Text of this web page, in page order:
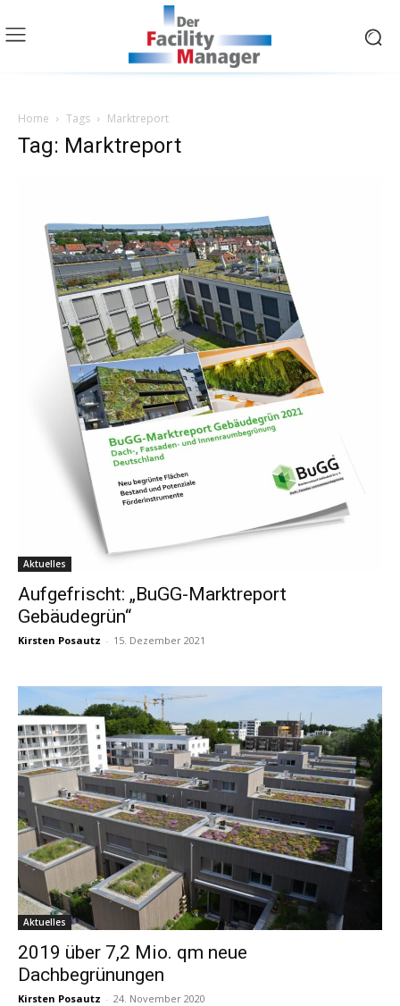
Home Tags Marktreport
Tag: Marktreport
Aktuelles
Aufgefrischt: „BuGG-Marktreport
Gebäudegrün“
Kirsten Posautz - 15. Dezember 2021
Aktuelles
2019 über 7,2 Mio. qm neue
Dachbegrünungen
Kirsten Posautz - 24. November 2020